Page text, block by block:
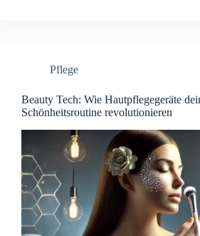
Pflege
Beauty Tech: Wie Hautpflegegeräte
Schönheitsroutine revolutionieren